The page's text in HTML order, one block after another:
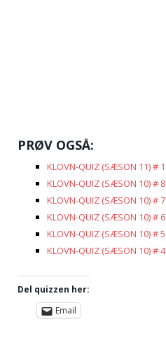
PRØV OGSÅ:
KLOVN-QUIZ (SÆSON 11) # 1
KLOVN-QUIZ (SÆSON 10) # 8
KLOVN-QUIZ (SÆSON 10) # 7
KLOVN-QUIZ (SÆSON 10) # 6
KLOVN-QUIZ (SÆSON 10) # 5
KLOVN-QUIZ (SÆSON 10) # 4
Del quizzen her:
Email